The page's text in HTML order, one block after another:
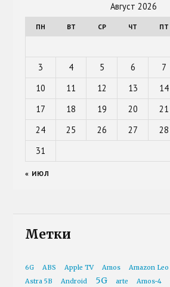
Август 2026
ПН ВТ СР ЧТ ПТ
3
4 5 6 7
10
11 12 13 14
17
18 19 20 21
24
25 26 27 28
31
« ИЮЛ
Метки
6G ABS Apple TV Amos Amazon Leo
Astra 5B Android 5G arte Amos-4